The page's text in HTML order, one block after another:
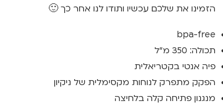
הזמינו את שלכם עכשיו ותודו לנו אחר כך 🙂
bpa-free
תכולה: 350 מ"ל
פיה אנטי בקטריאלית
הפקק מתפרק לנוחות מקסימלית של ניקיון
מנגנון פתיחה קלה בלחיצה